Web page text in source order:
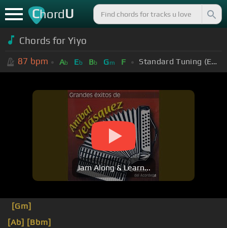
ChordU
Chords forYiyo
87 bpm Ab Eb Bb Gm F Standard Tuning (EADGBE)
Jam Along & Learn...
[Gm]
[Ab] [Bbm]